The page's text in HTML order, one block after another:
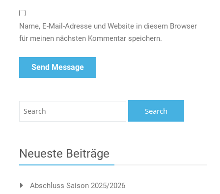
Name, E-Mail-Adresse und Website in diesem Browser
für meinen nächsten Kommentar speichern.
Neueste Beiträge
Abschluss Saison 2025/2026